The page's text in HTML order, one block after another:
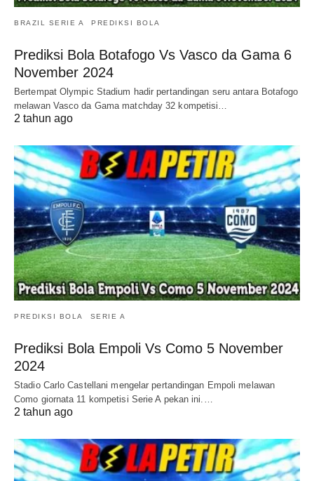
BRAZIL SERIE A PREDIKSI BOLA
Prediksi Bola Botafogo Vs Vasco da Gama 6
November 2024
Bertempat Olympic Stadium hadir pertandingan seru antara Botafogo
melawan Vasco da Gama matchday 32 kompetisi…
2 tahun ago
PREDIKSI BOLA SERIE A
Prediksi Bola Empoli Vs Como 5 November
2024
Stadio Carlo Castellani mengelar pertandingan Empoli melawan
Como giornata 11 kompetisi Serie A pekan ini.…
2 tahun ago